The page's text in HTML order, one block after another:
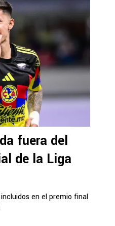
fuera del
de la Liga
en el premio final